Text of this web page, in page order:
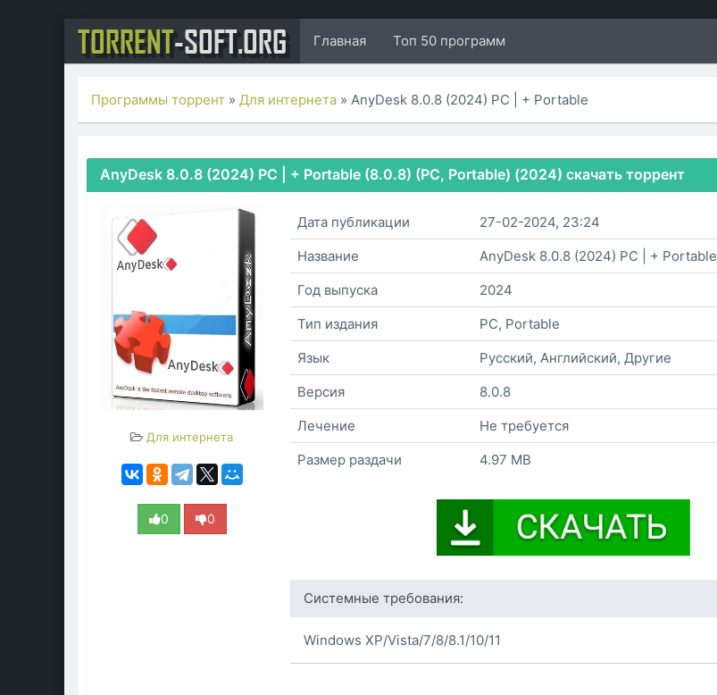
TORRENT-SOFT.ORG Главная Топ 50 программ
Программы торрент » Для интернета » AnyDesk 8.0.8 (2024) PC | + Portable
AnyDesk 8.0.8 (2024) PC | + Portable (8.0.8) (PC, Portable) (2024) скачать торрент
Для интернета
0 0
Дата публикации
27-02-2024, 23:24
Название
AnyDesk 8.0.8 (2024) PC | + Portable
Год выпуска
2024
Тип издания
PC, Portable
Язык
Русский, Английский, Другие
Версия
8.0.8
Лечение
Не требуется
Размер раздачи
4.97 MB
Системные требования:
Windows XP/Vista/7/8/8.1/10/11